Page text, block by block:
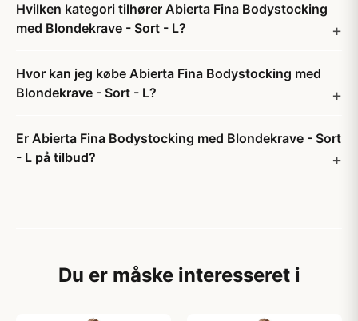
Hvilken kategori tilhører Abierta Fina Bodystocking
med Blondekrave - Sort - L?
Hvor kan jeg købe Abierta Fina Bodystocking med
Blondekrave - Sort - L?
Er Abierta Fina Bodystocking med Blondekrave - Sort
- L på tilbud?
Du er måske interesseret i